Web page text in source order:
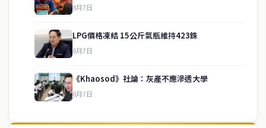
8月7日
LPG價格凍結 15公斤氣瓶維持423銖
8月7日
《Khaosod》社論：灰產不應滲透大學
8月7日
關於我們
泰國中文新聞（TCN）是一家總部設於曼谷的中文新聞媒體，致力於
service@thaichinesenews.com